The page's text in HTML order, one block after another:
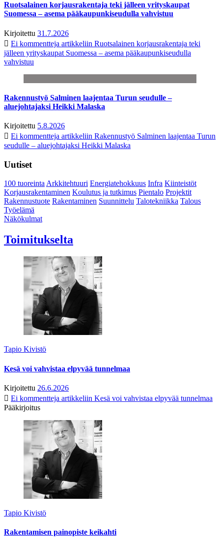
Ruotsalainen korjausrakentaja teki jälleen yrityskaupat
Suomessa – asema pääkaupunkiseudulla vahvistuu
Kirjoitettu 31.7.2026
Ei kommentteja artikkeliin Ruotsalainen korjausrakentaja teki
jälleen yrityskaupat Suomessa – asema pääkaupunkiseudulla
vahvistuu
Rakennustyö Salminen laajentaa Turun seudulle –
aluejohtajaksi Heikki Malaska
Kirjoitettu 5.8.2026
Ei kommentteja artikkeliin Rakennustyö Salminen laajentaa Turun
seudulle – aluejohtajaksi Heikki Malaska
Uutiset
100 tuoreintaArkkitehtuuri Energiatehokkuus Infra Kiinteistöt
Korjausrakentaminen Koulutus ja tutkimus Pientalo Projektit
Rakennustuote Rakentaminen Suunnittelu Talotekniikka Talous
Työelämä
Näkökulmat
Toimitukselta
Tapio Kivistö
Kesä voi vahvistaa elpyvää tunnelmaa
Kirjoitettu 26.6.2026
Ei kommentteja artikkeliin Kesä voi vahvistaa elpyvää tunnelmaa
Pääkirjoitus
Tapio Kivistö
Rakentamisen painopiste keikahti